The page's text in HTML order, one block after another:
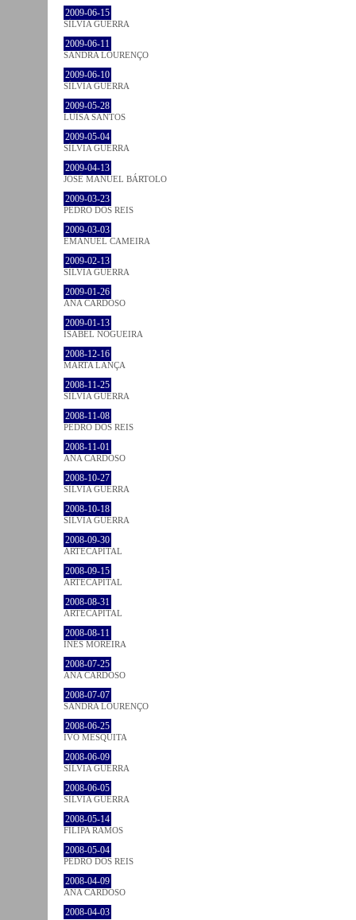
2009-06-15
SÍLVIA GUERRA
2009-06-11
SANDRA LOURENÇO
2009-06-10
SÍLVIA GUERRA
2009-05-28
LUÍSA SANTOS
2009-05-04
SÍLVIA GUERRA
2009-04-13
JOSÉ MANUEL BÁRTOLO
2009-03-23
PEDRO DOS REIS
2009-03-03
EMANUEL CAMEIRA
2009-02-13
SÍLVIA GUERRA
2009-01-26
ANA CARDOSO
2009-01-13
ISABEL NOGUEIRA
2008-12-16
MARTA LANÇA
2008-11-25
SÍLVIA GUERRA
2008-11-08
PEDRO DOS REIS
2008-11-01
ANA CARDOSO
2008-10-27
SÍLVIA GUERRA
2008-10-18
SÍLVIA GUERRA
2008-09-30
ARTECAPITAL
2008-09-15
ARTECAPITAL
2008-08-31
ARTECAPITAL
2008-08-11
INÊS MOREIRA
2008-07-25
ANA CARDOSO
2008-07-07
SANDRA LOURENÇO
2008-06-25
IVO MESQUITA
2008-06-09
SÍLVIA GUERRA
2008-06-05
SÍLVIA GUERRA
2008-05-14
FILIPA RAMOS
2008-05-04
PEDRO DOS REIS
2008-04-09
ANA CARDOSO
2008-04-03